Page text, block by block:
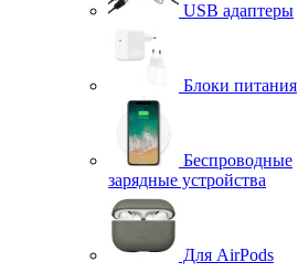
USB адаптеры
Блоки питания
Беспроводные
зарядные устройства
Для AirPods